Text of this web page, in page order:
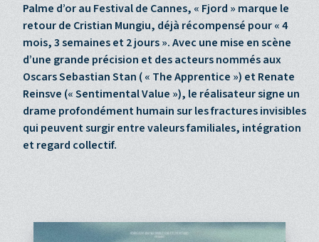
Palme d’or au Festival de Cannes, « Fjord » marque le
retour de Cristian Mungiu, déjà récompensé pour « 4
mois, 3 semaines et 2 jours ». Avec une mise en scène
d’une grande précision et des acteurs nommés aux
Oscars Sebastian Stan ( « The Apprentice ») et Renate
Reinsve (« Sentimental Value »), le réalisateur signe un
drame profondément humain sur les fractures invisibles
qui peuvent surgir entre valeurs familiales, intégration
et regard collectif.